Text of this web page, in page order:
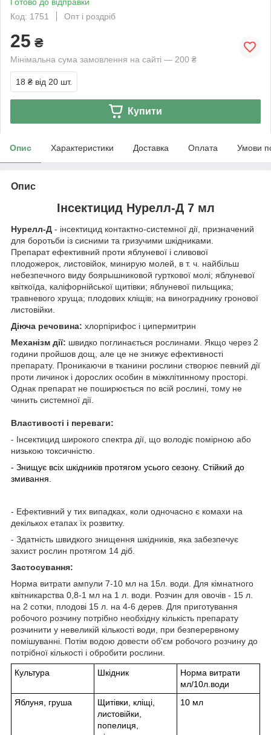
Код: 1751
Опт і роздріб
25 ₴
Мінімальна сума замовлення на сайті — 200 ₴
18 ₴ від 20 шт.
Купити
Опис Характеристики Доставка Оплата Умови
Опис
Інсектицид Нурелл-Д 7 мл
Нурелл-Д - інсектицид контактно-системної дії, призначений
для боротьби із сисними та гризучими шкідниками.
Препарат ефективний проти яблуневої і сливової
плодожерок, листовійок, минирую молей, в т. ч. найбільш
небезпечного виду боярышниковой гурткової молі; яблуневої
квіткоїда, каліфорнійської щитівки; яблуневої пильщика;
травневого хруща; плодових кліщів; на винограднику гронової
листовійки.
Діюча речовина: хлорпірифос і ципермитрин
Механізм дії: швидко поглинається рослинами. Якщо через 2
години пройшов дощ, але це не знижує ефективності
препарату. Проникаючи в тканини рослини створює певний дії
проти личинок і дорослих особин в міжклітинному просторі.
Однак препарат не поширюється по всій рослині, тому не
чинить системної дії.
Властивості і переваги:
- Інсектицид широкого спектра дії, що володіє помірною або
низькою токсичністю.
- Знищує всіх шкідників протягом усього сезону. Стійкий до
змивання.
- Ефективний у тих випадках, коли одночасно є комахи на
декількох етапах їх розвитку.
- Здатність швидкого знищення шкідників, яка забезпечує
захист рослин протягом 14 діб.
Застосування:
Норма витрати ампули 7-10 мл на 15л. води. Для кімнатного
квітникарства 0,8-1 мл на 1 л. води. Розчин для овочів - 15 л.
на 2 сотки, плодові 15 л. на 4-6 дерев. Для приготування
робочого розчину потрібно необхідну кількість препарату
розчинити у невеликій кількості води, при безперервному
помішуванні. Потім водою довести об'єм робочого розчину до
потрібної кількості і обробити рослини.
Культура Шкідник
Норма витрати
мл/10л.води
Яблуня, груша
Щитівки, кліщі,
листовійки,
попелиця,
10 мл